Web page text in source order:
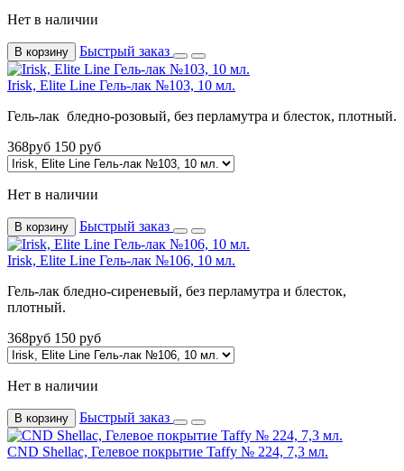
Нет в наличии
В корзину Быстрый заказ
Irisk, Elite Line Гель-лак №103, 10 мл.
Гель-лак бледно-розовый, без перламутра и блесток, плотный.
368руб 150 руб
Нет в наличии
В корзину Быстрый заказ
Irisk, Elite Line Гель-лак №106, 10 мл.
Гель-лак бледно-сиреневый, без перламутра и блесток,
плотный.
368руб 150 руб
Нет в наличии
В корзину Быстрый заказ
CND Shellac, Гелевое покрытие Taffy № 224, 7,3 мл.